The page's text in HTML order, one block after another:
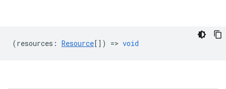
(resources : Resource[]) => void